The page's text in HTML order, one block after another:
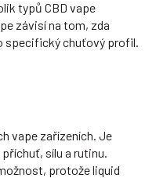
typů CBD vape
závisí na tom, zda
specifický chuťový profil.
vape zařízeních. Je
sílu a rutinu.
protože liquid